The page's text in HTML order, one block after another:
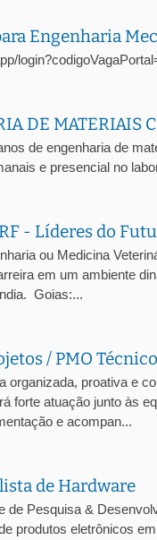
Engenharia
DE MATERIAIS
de engenharia de
e presencial no
- Líderes do
ou Medicina
em um ambiente
Goias:...
/ PMO Técnico
organizada, proativa e
forte atuação junto às
e acompan...
de Hardware
de Pesquisa &
produtos eletrônicos